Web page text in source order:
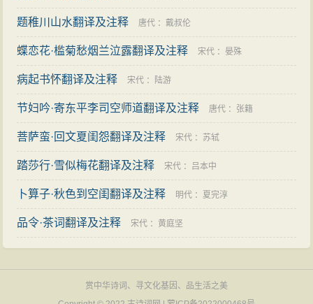
题稚川山水翻译及注释 唐代 ：戴叔伦
蝶恋花·槛菊愁烟兰泣露翻译及注释 宋代 ： 晏殊
病起书怀翻译及注释 宋代 ： 陆游
节妇吟·寄东平李司空师道翻译及注释 唐代 ： 张籍
菩萨蛮·回文夏闺怨翻译及注释 宋代 ： 苏轼
踏莎行·雪似梅花翻译及注释 宋代 ： 吕本中
卜算子·秋色到空闺翻译及注释 明代 ： 夏完淳
品令·茶词翻译及注释 宋代 ：黄庭坚
赏中华诗词、寻文化基因、品生活之美